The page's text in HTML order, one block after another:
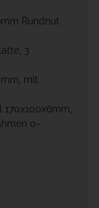
Rundnut
3
mit
0-